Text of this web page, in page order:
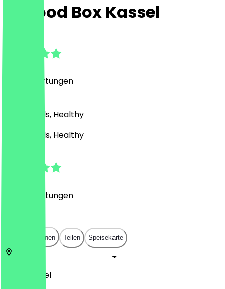
Fit Food Box Kassel
Bewertungen
Pizza, Bowls, Healthy
Pizza, Bowls, Healthy
Bewertungen
In App öffnen Teilen Speisekarte
Kassel